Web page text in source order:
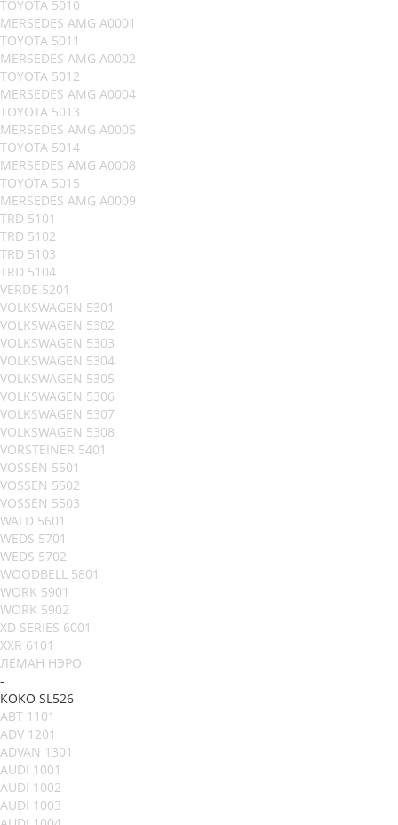
TOYOTA 5010
MERSEDES AMG A0001
TOYOTA 5011
MERSEDES AMG A0002
TOYOTA 5012
MERSEDES AMG A0004
TOYOTA 5013
MERSEDES AMG A0005
TOYOTA 5014
MERSEDES AMG A0008
TOYOTA 5015
MERSEDES AMG A0009
TRD 5101
TRD 5102
TRD 5103
TRD 5104
VERDE 5201
VOLKSWAGEN 5301
VOLKSWAGEN 5302
VOLKSWAGEN 5303
VOLKSWAGEN 5304
VOLKSWAGEN 5305
VOLKSWAGEN 5306
VOLKSWAGEN 5307
VOLKSWAGEN 5308
VORSTEINER 5401
VOSSEN 5501
VOSSEN 5502
VOSSEN 5503
WALD 5601
WEDS 5701
WEDS 5702
WOODBELL 5801
WORK 5901
WORK 5902
XD SERIES 6001
XXR 6101
ЛЕМАН НЭРО
-
KOKO SL526
ABT 1101
ADV 1201
ADVAN 1301
AUDI 1001
AUDI 1002
AUDI 1003